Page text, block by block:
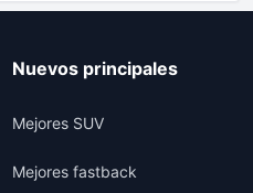
Nuevos principales
Mejores SUV
Mejores fastback